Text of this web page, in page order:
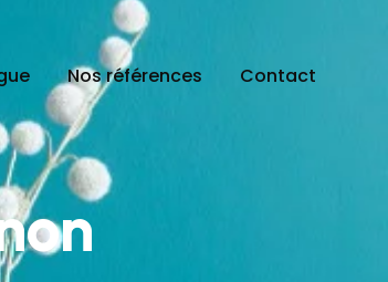
Nos références Contact